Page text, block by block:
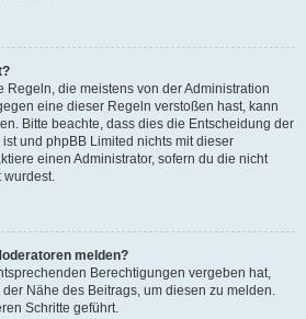
Regeln, die meistens von der Administration
eine dieser Regeln verstoßen hast, kann
Bitte beachte, dass dies die Entscheidung der
und phpBB Limited nichts mit dieser
einen Administrator, sofern du die nicht
wurdest.
melden?
Berechtigungen vergeben hat,
Nähe des Beitrags, um diesen zu melden.
Schritte geführt.